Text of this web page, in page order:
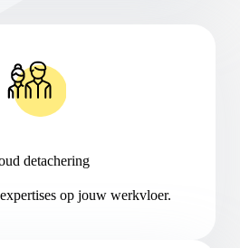
detachering
op jouw werkvloer.